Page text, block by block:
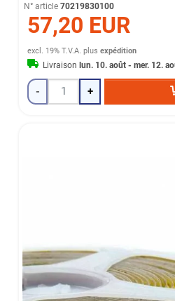
N° article 70219830100
57,20 EUR
excl. 19% T.V.A. plusexpédition
Livraisonlun. 10. août - mer. 12.
- +